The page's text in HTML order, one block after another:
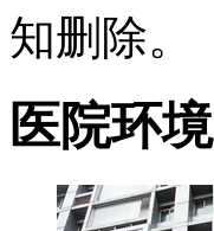
知删除。
医院环境